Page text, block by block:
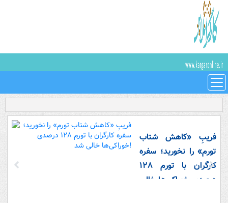
فریبِ «کاهش شتاب
تورم» را نخورید؛ سفره
کارگران با تورم ۱۲۸
درصدی خوراکی‌ها خالی